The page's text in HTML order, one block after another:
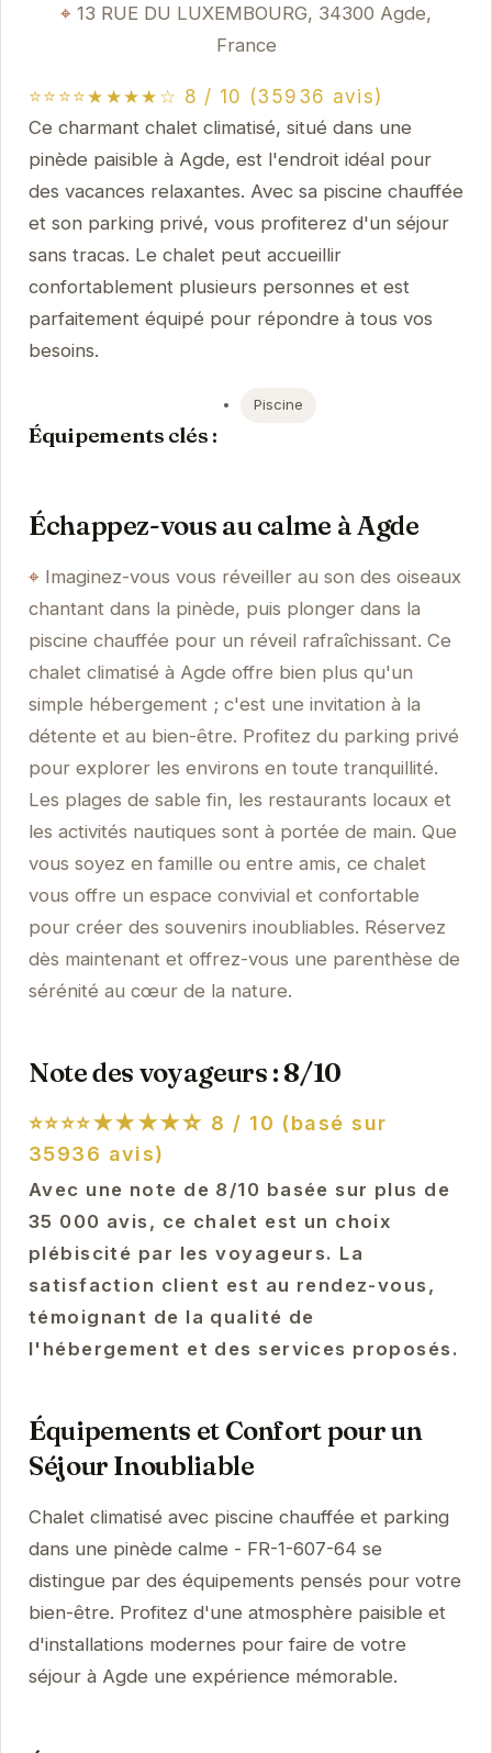
13 RUE DU LUXEMBOURG, 34300 Agde,
France
⭐⭐⭐⭐★★★★☆ 8 / 10 (35936 avis)
Ce charmant chalet climatisé, situé dans une
pinède paisible à Agde, est l'endroit idéal pour
des vacances relaxantes. Avec sa piscine chauffée
et son parking privé, vous profiterez d'un séjour
sans tracas. Le chalet peut accueillir
confortablement plusieurs personnes et est
parfaitement équipé pour répondre à tous vos
besoins.
Équipements clés :
Piscine
Échappez-vous au calme à Agde
Imaginez-vous vous réveiller au son des oiseaux
chantant dans la pinède, puis plonger dans la
piscine chauffée pour un réveil rafraîchissant. Ce
chalet climatisé à Agde offre bien plus qu'un
simple hébergement ; c'est une invitation à la
détente et au bien-être. Profitez du parking privé
pour explorer les environs en toute tranquillité.
Les plages de sable fin, les restaurants locaux et
les activités nautiques sont à portée de main. Que
vous soyez en famille ou entre amis, ce chalet
vous offre un espace convivial et confortable
pour créer des souvenirs inoubliables. Réservez
dès maintenant et offrez-vous une parenthèse de
sérénité au cœur de la nature.
Note des voyageurs : 8/10
⭐⭐⭐⭐★★★★☆ 8 / 10 (basé sur
35936 avis)
Avec une note de 8/10 basée sur plus de
35 000 avis, ce chalet est un choix
plébiscité par les voyageurs. La
satisfaction client est au rendez-vous,
témoignant de la qualité de
l'hébergement et des services proposés.
Équipements et Confort pour un
Séjour Inoubliable
Chalet climatisé avec piscine chauffée et parking
dans une pinède calme - FR-1-607-64 se
distingue par des équipements pensés pour votre
bien-être. Profitez d'une atmosphère paisible et
d'installations modernes pour faire de votre
séjour à Agde une expérience mémorable.